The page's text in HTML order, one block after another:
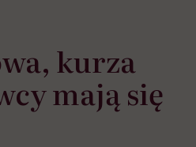
kurza
mają się